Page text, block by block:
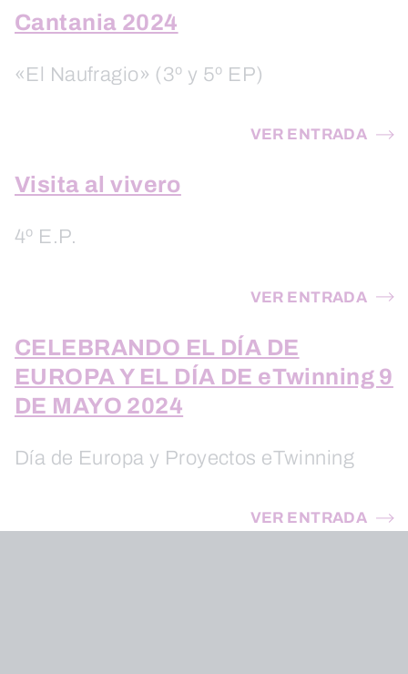
Cantania 2024
«El Naufragio» (3º y 5º EP)
VER ENTRADA
Visita al vivero
4º E.P.
VER ENTRADA
CELEBRANDO EL DÍA DE
EUROPA Y EL DÍA DE eTwinning 9
DE MAYO 2024
Día de Europa y Proyectos eTwinning
VER ENTRADA